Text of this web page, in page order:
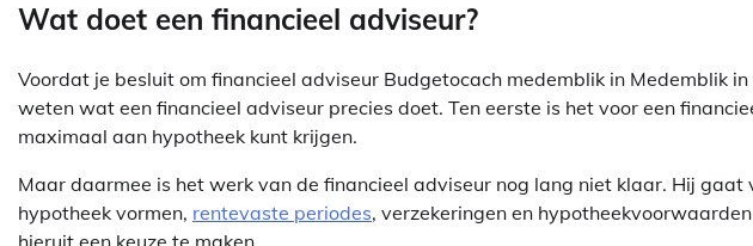
Wat doet een financieel adviseur?
Voordat je besluit om financieel adviseur Budgetocach medemblik in Medemblik
weten wat een financieel adviseur precies doet. Ten eerste is het voor een
maximaal aan hypotheek kunt krijgen.
Maar daarmee is het werk van de financieel adviseur nog lang niet klaar. Hij gaat
hypotheek vormen, rentevaste periodes, verzekeringen en